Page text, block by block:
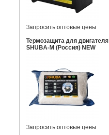
Запросить оптовые цены
Термозащита для двигателя
SHUBA-M (Россия) NEW
Запросить оптовые цены